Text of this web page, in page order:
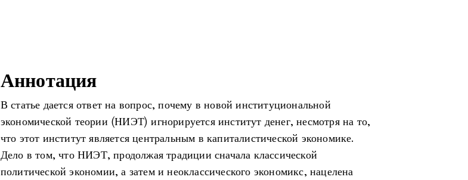
Аннотация
В статье дается ответ на вопрос, почему в новой институциональной
экономической теории (НИЭТ) игнорируется институт денег, несмотря на то,
что этот институт является центральным в капиталистической экономике.
Дело в том, что НИЭТ, продолжая традиции сначала классической
политической экономии, а затем и неоклассического экономикс, нацелена